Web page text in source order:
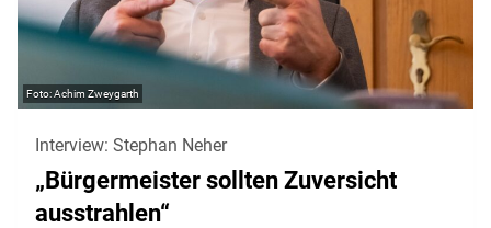
Achim Zweygarth
Interview: Stephan Neher
„Bürgermeister sollten Zuversicht
ausstrahlen“